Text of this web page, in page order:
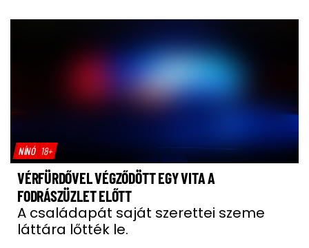
NÍNÓ 18+
VÉRFÜRDŐVEL VÉGZŐDÖTT EGY VITA A
FODRÁSZÜZLET ELŐTT
A családapát saját szerettei szeme
láttára lőtték le.